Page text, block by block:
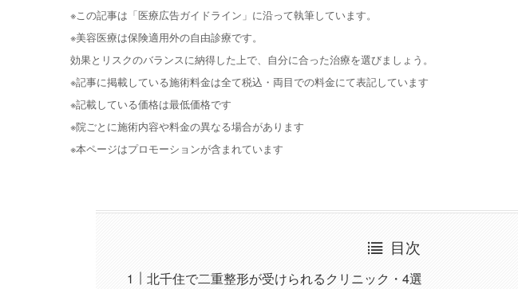
※この記事は「医療広告ガイドライン」に沿って執筆しています。
※美容医療は保険適用外の自由診療です。
効果とリスクのバランスに納得した上で、自分に合った治療を選びましょう。
※記事に掲載している施術料金は全て税込・両目での料金にて表記しています
※記載している価格は最低価格です
※院ごとに施術内容や料金の異なる場合があります
※本ページはプロモーションが含まれています
目次
北千住で二重整形が受けられるクリニック・4選